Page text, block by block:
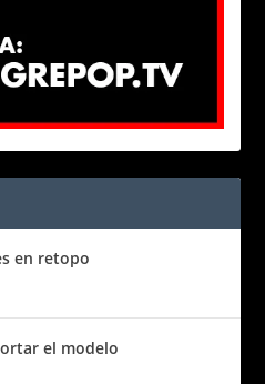
en retopo
el modelo